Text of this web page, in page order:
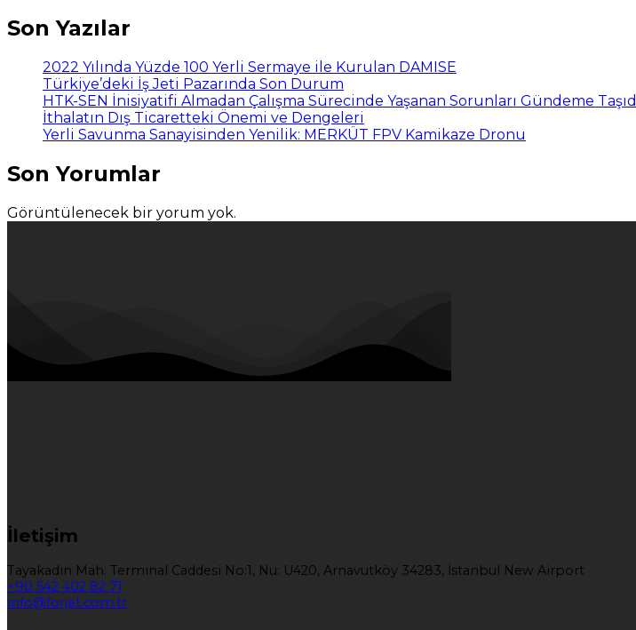
Son Yazılar
2022 Yılında Yüzde 100 Yerli Sermaye ile Kurulan DAMISE
Türkiye’deki İş Jeti Pazarında Son Durum
HTK-SEN İnisiyatifi Almadan Çalışma Sürecinde Yaşanan Sorunları Gündeme
İthalatın Dış Ticaretteki Önemi ve Dengeleri
Yerli Savunma Sanayisinden Yenilik: MERKÜT FPV Kamikaze Dronu
Son Yorumlar
Görüntülenecek bir yorum yok.
İletişim
Tayakadın Mah. Terminal Caddesi No:1, Nu: U420, Arnavutköy 34283, İstanbul New Airport
+90 542 402 82 71
info@forjet.com.tr